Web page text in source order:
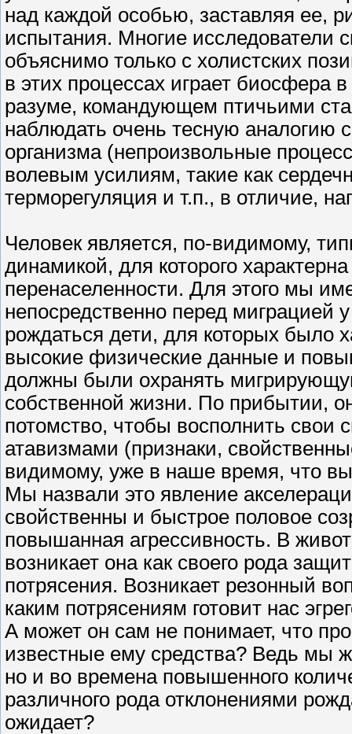
над каждой особью, заставляя ее,
испытания. Многие исследователи
объяснимо только с холистских
в этих процессах играет биосфера
разуме, командующем птичьими
наблюдать очень тесную аналогию
организма (непроизвольные
волевым усилиям, такие как
терморегуляция и т.п., в отличие,
Человек является, по-видимому,
динамикой, для которого
перенаселенности. Для этого мы
непосредственно перед миграцией
рождаться дети, для которых было
высокие физические данные и
должны были охранять
собственной жизни. По прибытии,
потомство, чтобы восполнить
атавизмами (признаки,
видимому, уже в наше время, что
Мы назвали это явление
свойственны и быстрое половое
повышанная агрессивность. В
возникает она как своего рода
потрясения. Возникает резонный
каким потрясениям готовит нас
А может он сам не понимает, что
известные ему средства? Ведь мы
но и во времена повышенного
различного рода отклонениями
ожидает?